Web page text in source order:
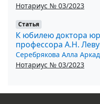
Нотариус № 03/2023
Статья
К юбилею доктора
профессора А.Н.
Серебрякова Алла
Нотариус № 03/2023